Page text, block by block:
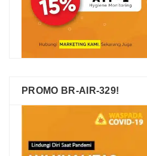
PROMO BR-AIR-329!